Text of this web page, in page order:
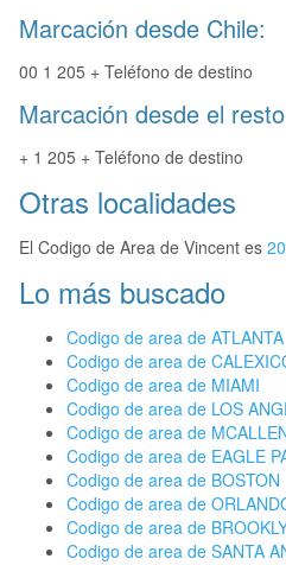
Marcación desde Chile:
00 1 205 + Teléfono de destino
Marcación desde el
+ 1 205 + Teléfono de destino
Otras localidades
El Codigo de Area de Vincent es
Lo más buscado
Codigo de area de ATLANTA
Codigo de area de
Codigo de area de MIAMI
Codigo de area de LOS
Codigo de area de
Codigo de area de EAGLE
Codigo de area de BOSTON
Codigo de area de
Codigo de area de
Codigo de area de SANTA